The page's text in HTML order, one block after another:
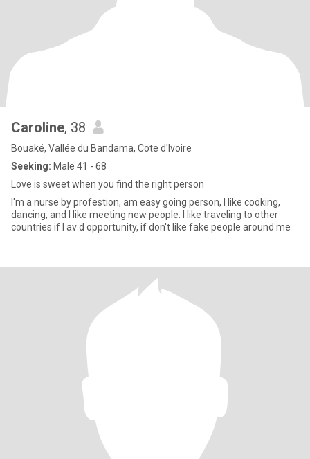
Caroline, 38
Bouaké, Vallée du Bandama, Cote d'Ivoire
Seeking: Male 41 - 68
Love is sweet when you find the right person
I'm a nurse by profestion, am easy going person, I like cooking,
dancing, and I like meeting new people. I like traveling to other
countries if I av d opportunity, if don't like fake people around me